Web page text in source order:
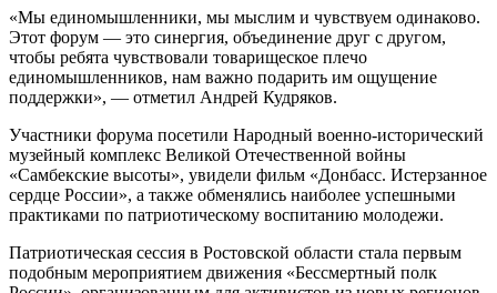
«Мы единомышленники, мы мыслим и чувствуем одинаково.
Этот форум — это синергия, объединение друг с другом,
чтобы ребята чувствовали товарищеское плечо
единомышленников, нам важно подарить им ощущение
поддержки», — отметил Андрей Кудряков.
Участники форума посетили Народный военно-исторический
музейный комплекс Великой Отечественной войны
«Самбекские высоты», увидели фильм «Донбасс. Истерзанное
сердце России», а также обменялись наиболее успешными
практиками по патриотическому воспитанию молодежи.
Патриотическая сессия в Ростовской области стала первым
подобным мероприятием движения «Бессмертный полк